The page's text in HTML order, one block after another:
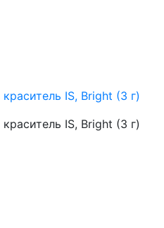
IS, Bright (3 г)
IS, Bright (3 г)